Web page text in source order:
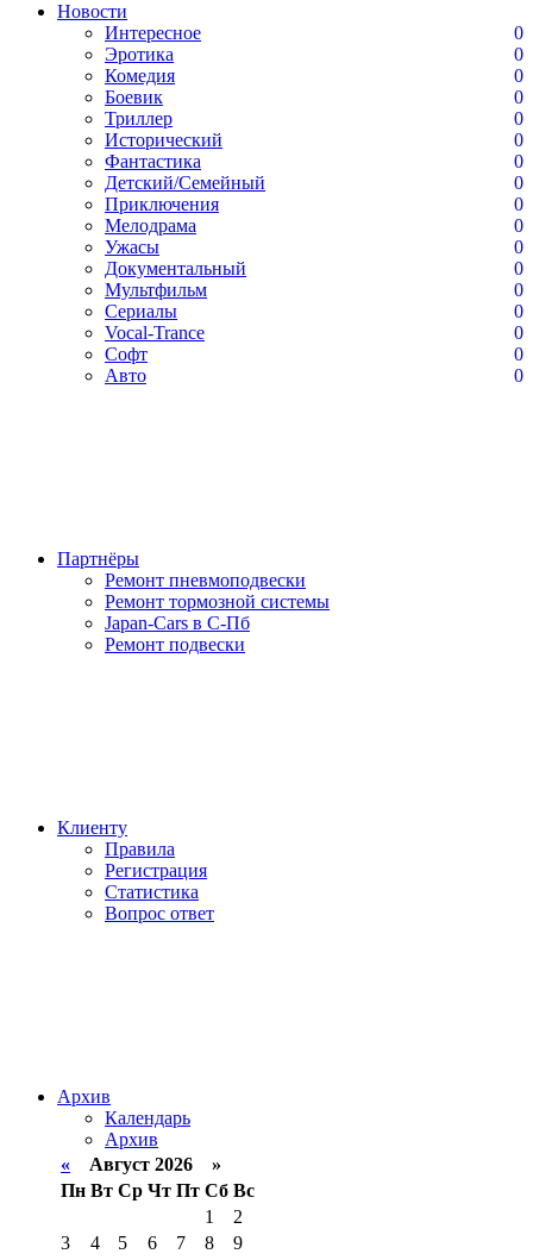
Новости
Интересное
0
Эротика
0
Комедия
0
Боевик
0
Триллер
0
Исторический
0
Фантастика
0
Детский/Семейный
0
Приключения
0
Мелодрама
0
Ужасы
0
Документальный
0
Мультфильм
0
Сериалы
0
Vocal-Trance
0
Софт
0
Авто
0
Партнёры
Ремонт пневмоподвески
Ремонт тормозной системы
Japan-Cars в С-Пб
Ремонт подвески
Клиенту
Правила
Регистрация
Статистика
Вопрос ответ
Архив
Календарь
Архив
« Август 2026 »
Пн Вт Ср Чт Пт Сб Вс
1
2
3
4 5 6 7 8
9